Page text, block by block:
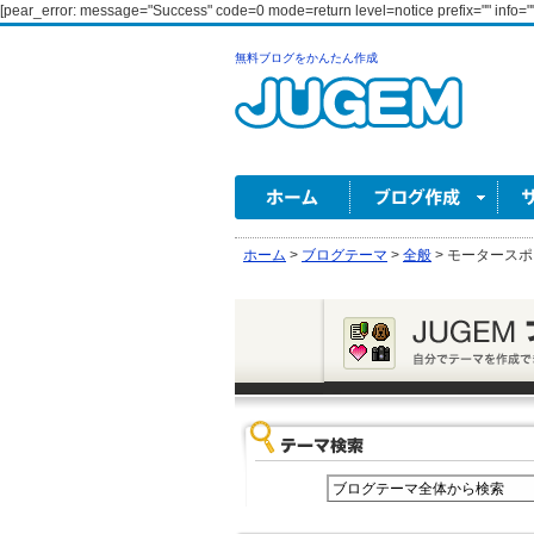
[pear_error: message="Success" code=0 mode=return level=notice prefix=""
無料ブログをかんたん作成
ホーム > ブログテーマ > 全般 > モータース